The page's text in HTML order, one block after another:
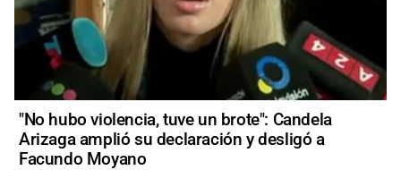
"No hubo violencia, tuve un brote": Candela
Arizaga amplió su declaración y desligó a
Facundo Moyano